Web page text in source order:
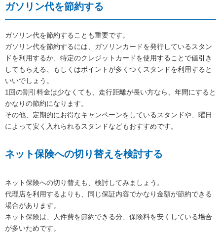
ガソリン代を節約する
ガソリン代を節約することも重要です。
ガソリン代を節約するには、ガソリンカードを発行しているスタン
ドを利用するか、特定のクレジットカードを使用することで値引き
してもらえる、もしくはポイントが多くつくスタンドを利用すると
いいでしょう。
1回の割引料金は少なくても、走行距離が長い方なら、年間にすると
かなりの節約になります。
その他、定期的にお得なキャンペーンをしているスタンドや、曜日
によって安く入れられるスタンドなどもおすすめです。
ネット保険への切り替えを検討する
ネット保険への切り替えも、検討してみましょう。
代理店を利用するよりも、同じ保証内容でかなり金額が節約できる
場合があります。
ネット保険は、人件費を節約できる分、保険料を安くしている場合
が多いためです。